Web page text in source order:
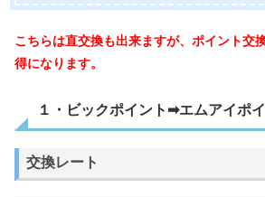
こちらは直交換も出来ますが、ポイント交
得になります。
１・ビックポイント➡エムアイポ
交換レート